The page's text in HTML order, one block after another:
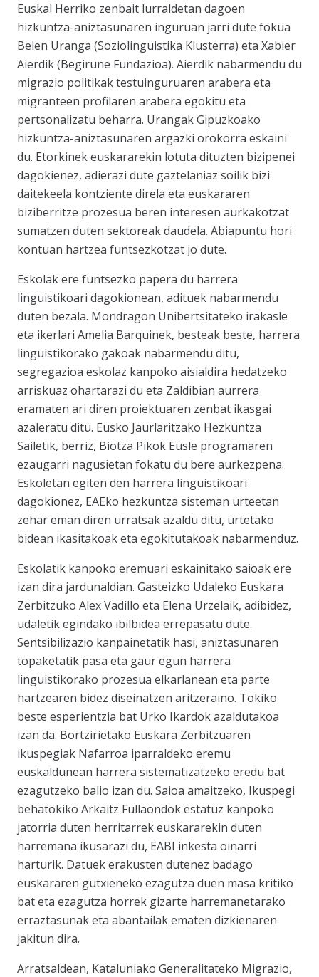
Euskal Herriko zenbait lurraldetan dagoen
hizkuntza-aniztasunaren inguruan jarri dute fokua
Belen Uranga (Soziolinguistika Klusterra) eta Xabier
Aierdik (Begirune Fundazioa). Aierdik nabarmendu du
migrazio politikak testuinguruaren arabera eta
migranteen profilaren arabera egokitu eta
pertsonalizatu beharra. Urangak Gipuzkoako
hizkuntza-aniztasunaren argazki orokorra eskaini
du. Etorkinek euskararekin lotuta dituzten bizipenei
dagokienez, adierazi dute gaztelaniaz soilik bizi
daitekeela kontziente direla eta euskararen
biziberritze prozesua beren interesen aurkakotzat
sumatzen duten sektoreak daudela. Abiapuntu hori
kontuan hartzea funtsezkotzat jo dute.
Eskolak ere funtsezko papera du harrera
linguistikoari dagokionean, adituek nabarmendu
duten bezala. Mondragon Unibertsitateko irakasle
eta ikerlari Amelia Barquinek, besteak beste, harrera
linguistikorako gakoak nabarmendu ditu,
segregazioa eskolaz kanpoko aisialdira hedatzeko
arriskuaz ohartarazi du eta Zaldibian aurrera
eramaten ari diren proiektuaren zenbat ikasgai
azaleratu ditu. Eusko Jaurlaritzako Hezkuntza
Sailetik, berriz, Biotza Pikok Eusle programaren
ezaugarri nagusietan fokatu du bere aurkezpena.
Eskoletan egiten den harrera linguistikoari
dagokionez, EAEko hezkuntza sisteman urteetan
zehar eman diren urratsak azaldu ditu, urtetako
bidean ikasitakoak eta egokitutakoak nabarmenduz.
Eskolatik kanpoko eremuari eskainitako saioak ere
izan dira jardunaldian. Gasteizko Udaleko Euskara
Zerbitzuko Alex Vadillo eta Elena Urzelaik, adibidez,
udaletik egindako ibilbidea errepasatu dute.
Sentsibilizazio kanpainetatik hasi, aniztasunaren
topaketatik pasa eta gaur egun harrera
linguistikorako prozesua elkarlanean eta parte
hartzearen bidez diseinatzen aritzeraino. Tokiko
beste esperientzia bat Urko Ikardok azaldutakoa
izan da. Bortzirietako Euskara Zerbitzuaren
ikuspegiak Nafarroa iparraldeko eremu
euskaldunean harrera sistematizatzeko eredu bat
ezagutzeko balio izan du. Saioa amaitzeko, Ikuspegi
behatokiko Arkaitz Fullaondok estatuz kanpoko
jatorria duten herritarrek euskararekin duten
harremana ikusarazi du, EABI inkesta oinarri
harturik. Datuek erakusten dutenez badago
euskararen gutxieneko ezagutza duen masa kritiko
bat eta ezagutza horrek gizarte harremanetarako
erraztasunak eta abantailak ematen dizkienaren
jakitun dira.
Arratsaldean, Kataluniako Generalitateko Migrazio,